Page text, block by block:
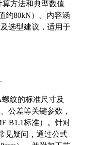
算方法和典型数值
约80kN）。内容涵
选型建议，适用于
纹的标准尺寸及
公差等关键参数，
B1.1标准）。针对
见疑问，通过公式